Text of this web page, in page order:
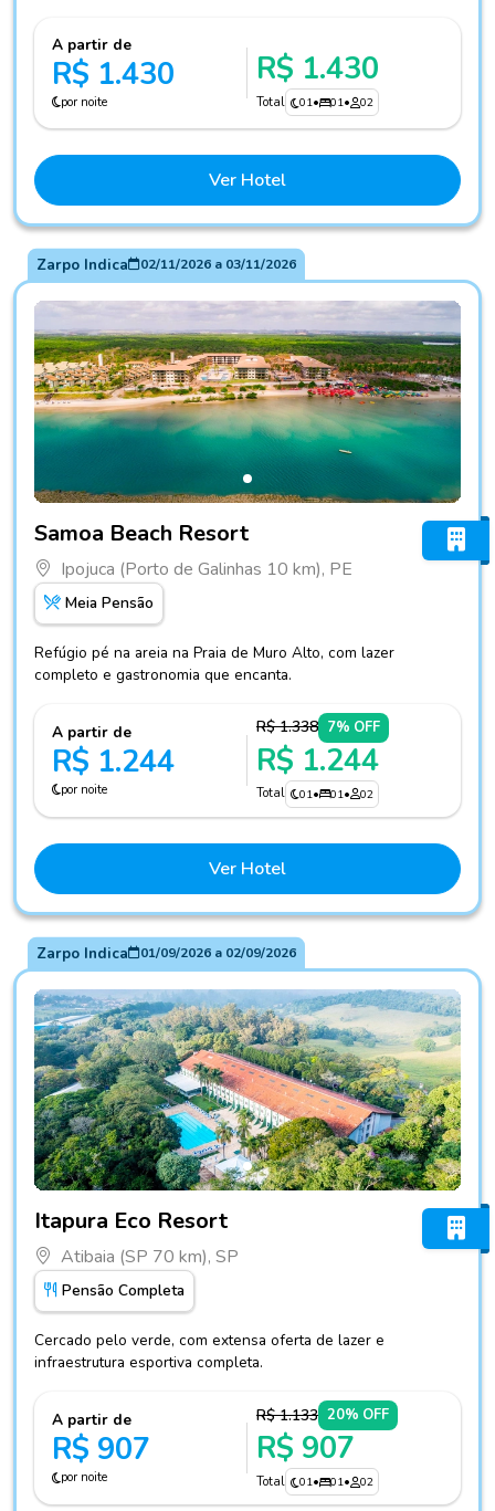
A partir de
R$ 1.430
por noite
R$ 1.430
Total 01• 01• 02
Ver Hotel
Zarpo Indica 02/11/2026a 03/11/2026
Samoa Beach Resort
Ipojuca (Porto de Galinhas 10 km), PE
Meia Pensão
Refúgio pé na areia na Praia de Muro Alto, com lazer
completo e gastronomia que encanta.
A partir de
R$ 1.244
por noite
R$ 1.338 7% OFF
R$ 1.244
Total 01• 01• 02
Ver Hotel
Zarpo Indica 01/09/2026a 02/09/2026
Itapura Eco Resort
Atibaia (SP 70 km), SP
Pensão Completa
Cercado pelo verde, com extensa oferta de lazer e
infraestrutura esportiva completa.
A partir de
R$ 907
por noite
R$ 1.133 20% OFF
R$ 907
Total 01• 01• 02